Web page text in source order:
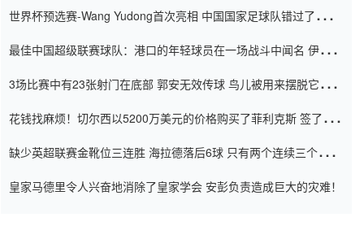
世界杯预选赛-Wang Yudong首次亮相 中国国家足球队错过了世界
最佳中国超级联赛球队：港口的年轻球员在一场战斗中闻名 伊万放
3场比赛中有23张射门在底部 郭安无效传球 鸟儿被用来摆脱它
花钱找麻烦！切尔西以5200万美元的价格购买了菲利克斯 签了7年
缺少英超联赛金靴位三连胜 海拉德落后6球 只有两个连续三个连续
皇家马德里令人兴奋地消除了皇家学会 安彭负责造成巨大的灾难！